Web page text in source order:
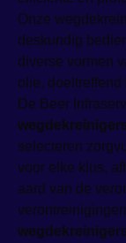
Onze
deskundig
diverse vormen
olie,
De Beer
selecteren
voor elke klus,
aard van de